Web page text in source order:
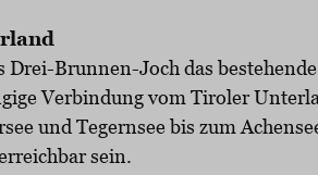
Brunnen-Joch das
Verbindung vom Tiroler
und Tegernsee bis zum
sein.